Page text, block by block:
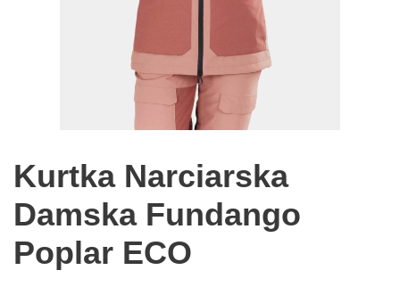
Kurtka Narciarska
Damska Fundango
Poplar ECO